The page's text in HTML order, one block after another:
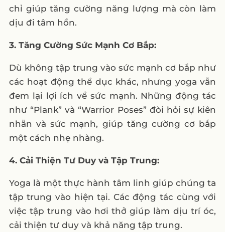
chỉ giúp tăng cường năng lượng mà còn làm
dịu đi tâm hồn.
3. Tăng Cường Sức Mạnh Cơ Bắp:
Dù không tập trung vào sức mạnh cơ bắp như
các hoạt động thể dục khác, nhưng yoga vẫn
đem lại lợi ích về sức mạnh. Những động tác
như “Plank” và “Warrior Poses” đòi hỏi sự kiên
nhẫn và sức mạnh, giúp tăng cường cơ bắp
một cách nhẹ nhàng.
4. Cải Thiện Tư Duy và Tập Trung:
Yoga là một thực hành tâm linh giúp chúng ta
tập trung vào hiện tại. Các động tác cùng với
việc tập trung vào hơi thở giúp làm dịu trí óc,
cải thiện tư duy và khả năng tập trung.